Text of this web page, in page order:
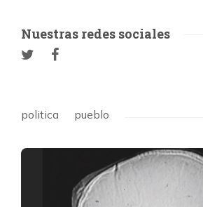
Nuestras redes sociales
politica pueblo